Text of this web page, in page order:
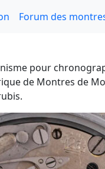
Forum des
pour
de Montres de